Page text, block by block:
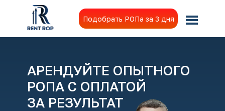
Подобрать РОПа за 3 дня
АРЕНДУЙТЕ ОПЫТНОГО
РОПА С ОПЛАТОЙ
ЗА РЕЗУЛЬТАТ